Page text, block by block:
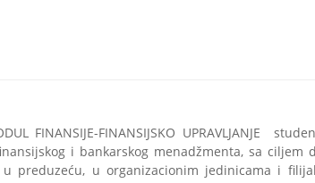
FINANSIJE-FINANSIJSKO UPRAVLJANJE
i bankarskog menadžmenta, sa ciljem
preduzeću, u organizacionim jedinicama i